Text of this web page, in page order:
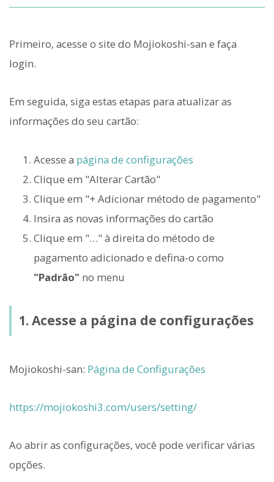
Primeiro, acesse o site do Mojiokoshi-san e faça
login.
Em seguida, siga estas etapas para atualizar as
informações do seu cartão:
Acesse a página de configurações
Clique em "Alterar Cartão"
Clique em "+ Adicionar método de pagamento"
Insira as novas informações do cartão
Clique em "…" à direita do método de
pagamento adicionado e defina-o como
"Padrão" no menu
1. Acesse a página de configurações
Mojiokoshi-san: Página de Configurações
https://mojiokoshi3.com/users/setting/
Ao abrir as configurações, você pode verificar várias
opções.